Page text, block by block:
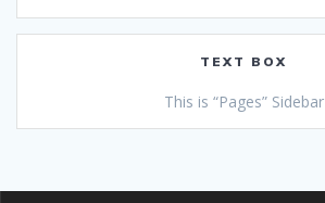
TEXT BOX
This is “Pages” Sidebar